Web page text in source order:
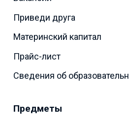
Приведи друга
Материнский капитал
Прайс-лист
Сведения об
Предметы